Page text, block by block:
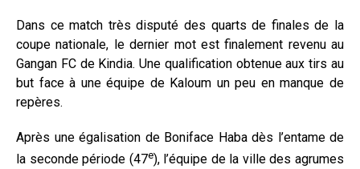
Dans ce match très disputé des quarts de finales de la
coupe nationale, le dernier mot est finalement revenu au
Gangan FC de Kindia. Une qualification obtenue aux tirs au
but face à une équipe de Kaloum un peu en manque de
repères.
Après une égalisation de Boniface Haba dès l’entame de
la seconde période (47e), l’équipe de la ville des agrumes